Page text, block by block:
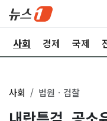
사회 경제 국제
사회 법원ㆍ검찰